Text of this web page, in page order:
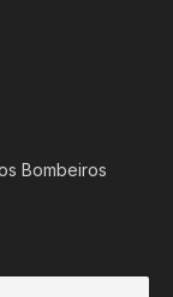
Bombeiros